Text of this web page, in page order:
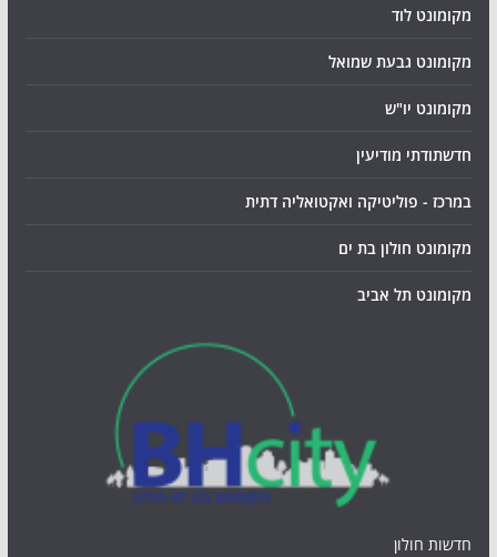
מקומונט לוד
מקומונט גבעת שמואל
מקומונט יו"ש
חדשתודתי מודיעין
במרכז - פוליטיקה ואקטואליה דתית
מקומונט חולון בת ים
מקומונט תל אביב
חדשות חולון